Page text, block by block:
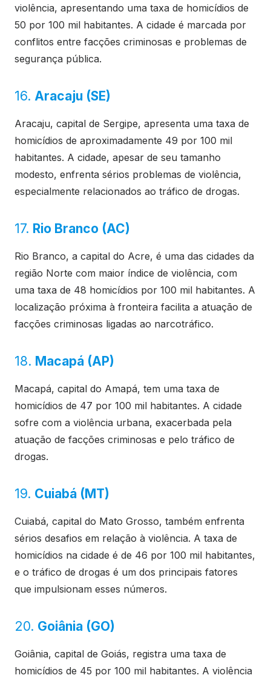
violência, apresentando uma taxa de homicídios de
50 por 100 mil habitantes. A cidade é marcada por
conflitos entre facções criminosas e problemas de
segurança pública.
16. Aracaju (SE)
Aracaju, capital de Sergipe, apresenta uma taxa de
homicídios de aproximadamente 49 por 100 mil
habitantes. A cidade, apesar de seu tamanho
modesto, enfrenta sérios problemas de violência,
especialmente relacionados ao tráfico de drogas.
17. Rio Branco (AC)
Rio Branco, a capital do Acre, é uma das cidades da
região Norte com maior índice de violência, com
uma taxa de 48 homicídios por 100 mil habitantes. A
localização próxima à fronteira facilita a atuação de
facções criminosas ligadas ao narcotráfico.
18. Macapá (AP)
Macapá, capital do Amapá, tem uma taxa de
homicídios de 47 por 100 mil habitantes. A cidade
sofre com a violência urbana, exacerbada pela
atuação de facções criminosas e pelo tráfico de
drogas.
19. Cuiabá (MT)
Cuiabá, capital do Mato Grosso, também enfrenta
sérios desafios em relação à violência. A taxa de
homicídios na cidade é de 46 por 100 mil habitantes,
e o tráfico de drogas é um dos principais fatores
que impulsionam esses números.
20. Goiânia (GO)
Goiânia, capital de Goiás, registra uma taxa de
homicídios de 45 por 100 mil habitantes. A violência